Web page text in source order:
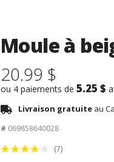
Moule à
20.99 $
ou 4 paiements de 5.25 $
Livraison gratuite au
# 069858640028
(7)